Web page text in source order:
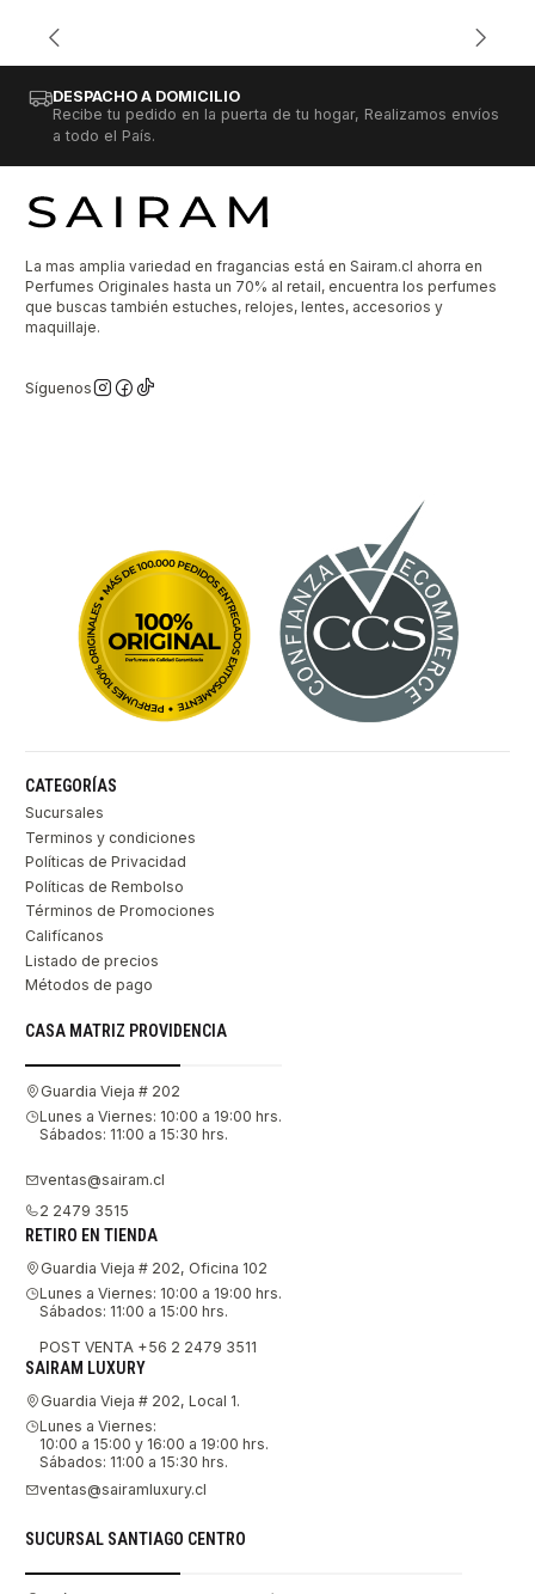
DESPACHO A DOMICILIO
Recibe tu pedido en la puerta de tu hogar, Realizamos envíos
a todo el País.
La mas amplia variedad en fragancias está en Sairam.cl ahorra en
Perfumes Originales hasta un 70% al retail, encuentra los perfumes
que buscas también estuches, relojes, lentes, accesorios y
maquillaje.
Síguenos
CATEGORÍAS
Sucursales
Terminos y condiciones
Políticas de Privacidad
Políticas de Rembolso
Términos de Promociones
Califícanos
Listado de precios
Métodos de pago
CASA MATRIZ PROVIDENCIA
Guardia Vieja # 202
Lunes a Viernes: 10:00 a 19:00 hrs.
Sábados: 11:00 a 15:30 hrs.
ventas@sairam.cl
2 2479 3515
RETIRO EN TIENDA
Guardia Vieja # 202, Oficina 102
Lunes a Viernes: 10:00 a 19:00 hrs.
Sábados: 11:00 a 15:00 hrs.
POST VENTA +56 2 2479 3511
SAIRAM LUXURY
Guardia Vieja # 202, Local 1.
Lunes a Viernes:
10:00 a 15:00 y 16:00 a 19:00 hrs.
Sábados: 11:00 a 15:30 hrs.
ventas@sairamluxury.cl
SUCURSAL SANTIAGO CENTRO